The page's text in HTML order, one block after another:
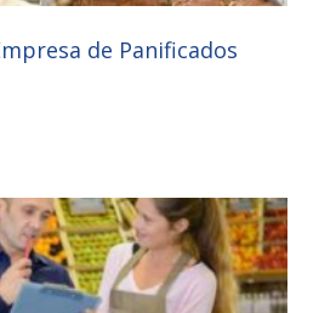
de Panificados